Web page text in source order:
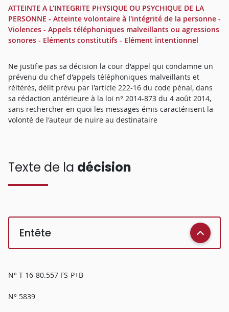
ATTEINTE A L'INTEGRITE PHYSIQUE OU PSYCHIQUE DE LA
PERSONNE - Atteinte volontaire à l'intégrité de la personne -
Violences - Appels téléphoniques malveillants ou agressions
sonores - Eléments constitutifs - Elément intentionnel
Ne justifie pas sa décision la cour d'appel qui condamne un
prévenu du chef d'appels téléphoniques malveillants et
réitérés, délit prévu par l'article 222-16 du code pénal, dans
sa rédaction antérieure à la loi n° 2014-873 du 4 août 2014,
sans rechercher en quoi les messages émis caractérisent la
volonté de l'auteur de nuire au destinataire
Texte de la décision
Entête
N° T 16-80.557 FS-P+B
N° 5839